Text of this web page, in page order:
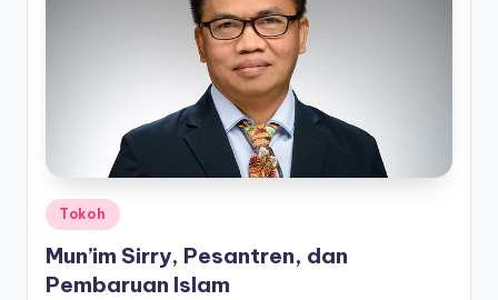
Posted
in
Tokoh
Mun’im Sirry, Pesantren, dan
Pembaruan Islam